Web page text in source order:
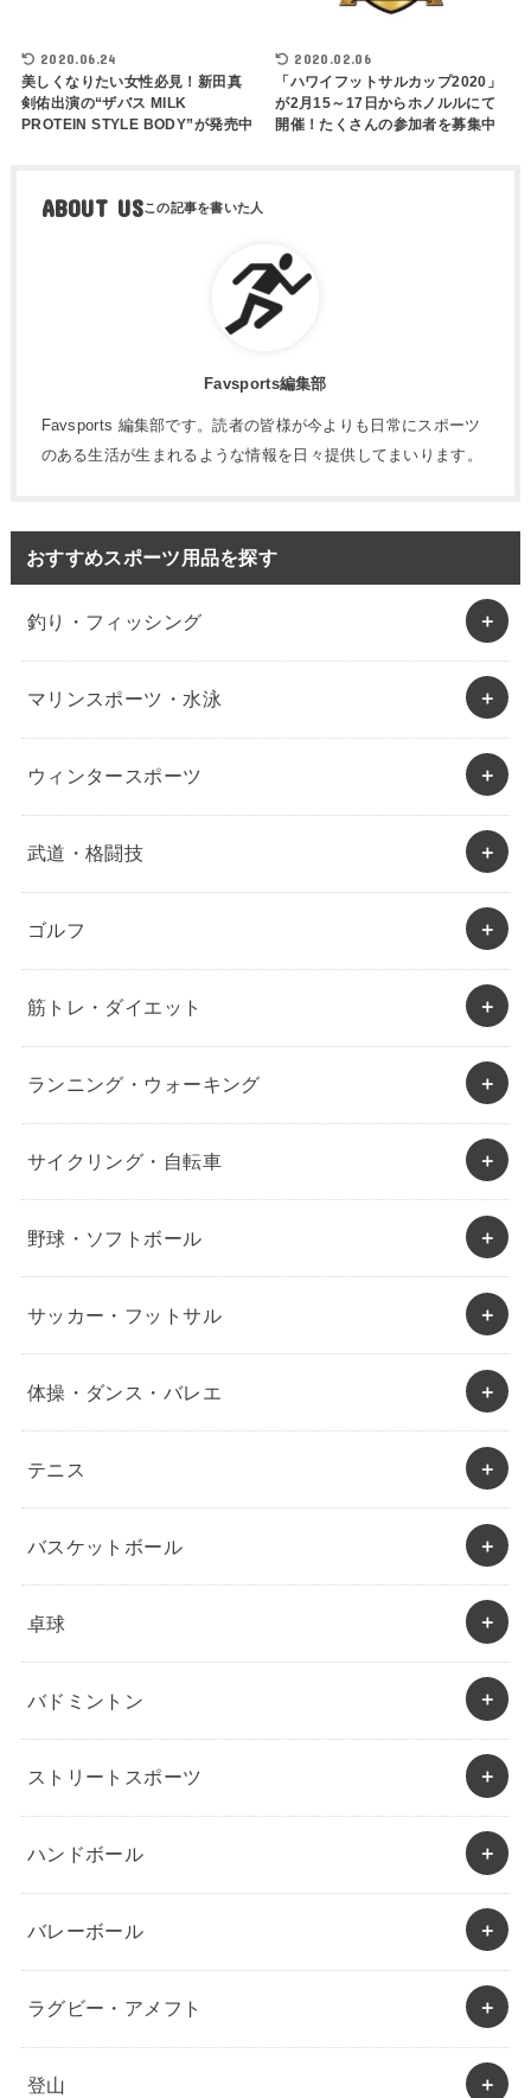
2020.06.24
美しくなりたい女性必見！新田真
剣佑出演の“ザバス MILK
PROTEIN STYLE BODY”が発売中
2020.02.06
「ハワイフットサルカップ2020」
が2月15～17日からホノルルにて
開催！たくさんの参加者を募集中
ABOUT US
Favsports編集部
Favsports 編集部です。読者の皆様が今よりも日常にスポーツ
のある生活が生まれるような情報を日々提供してまいります。
おすすめスポーツ用品を探す
釣り・フィッシング
マリンスポーツ・水泳
ウィンタースポーツ
武道・格闘技
ゴルフ
筋トレ・ダイエット
ランニング・ウォーキング
サイクリング・自転車
野球・ソフトボール
サッカー・フットサル
体操・ダンス・バレエ
テニス
バスケットボール
卓球
バドミントン
ストリートスポーツ
ハンドボール
バレーボール
ラグビー・アメフト
登山